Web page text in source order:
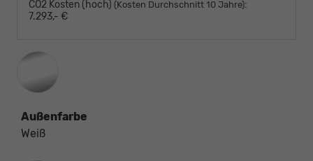
CO2 Kosten (hoch) (Kosten Durchschnitt 10 Jahre):
7.293,- €
Außenfarbe
Weiß